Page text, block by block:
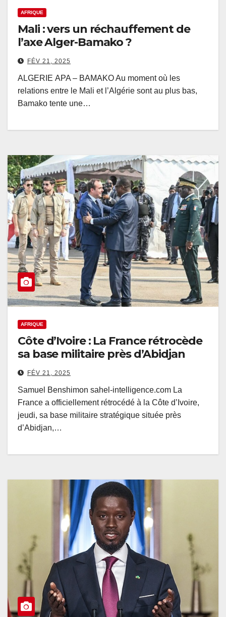
AFRIQUE
Mali : vers un réchauffement de
l’axe Alger-Bamako ?
FÉV 21, 2025
ALGERIE APA – BAMAKO Au moment où les
relations entre le Mali et l’Algérie sont au plus bas,
Bamako tente une…
AFRIQUE
Côte d’Ivoire : La France rétrocède
sa base militaire près d’Abidjan
FÉV 21, 2025
Samuel Benshimon sahel-intelligence.com La
France a officiellement rétrocédé à la Côte d’Ivoire,
jeudi, sa base militaire stratégique située près
d’Abidjan,…